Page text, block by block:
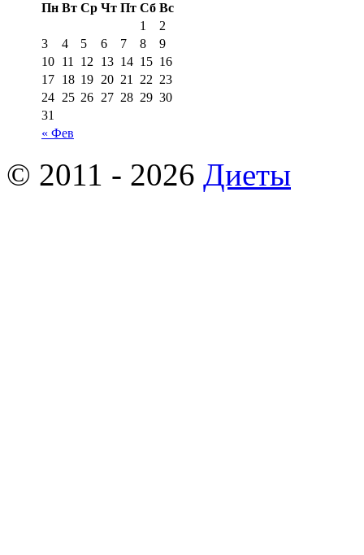
Пн Вт Ср Чт Пт Сб Вс
« Фев
1
2
3
4 5 6 7 8
9
10 11 12 13 14 15 16
17 18 19 20 21 22 23
24 25 26 27 28 29 30
31
© 2011 - 2026 Диеты